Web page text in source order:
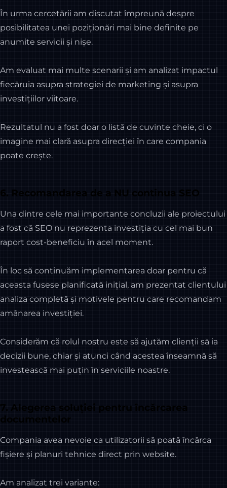
În urma cercetării am discutat împreună despre
posibilitatea unei poziționări mai bine definite pe
anumite servicii și nișe.
Am evaluat mai multe scenarii și am analizat impactul
fiecăruia asupra strategiei de marketing și asupra
investițiilor viitoare.
Rezultatul nu a fost doar o listă de cuvinte cheie, ci o
imagine mai clară asupra direcției în care compania
poate crește.
6. Recomandarea de a NU continua SEO
Una dintre cele mai importante concluzii ale proiectului
a fost că SEO nu reprezenta investiția cu cel mai bun
raport cost-beneficiu în acel moment.
În loc să continuăm implementarea doar pentru că
aceasta fusese planificată inițial, am prezentat clientului
analiza completă și motivele pentru care recomandam
amânarea investiției.
Considerăm că rolul nostru este să ajutăm clienții să ia
decizii bune, chiar și atunci când acestea înseamnă să
investească mai puțin în serviciile noastre.
7. Alegerea soluției pentru încărcarea
documentelor
Compania avea nevoie ca utilizatorii să poată încărca
fișiere și planuri tehnice direct prin website.
Am analizat trei variante: